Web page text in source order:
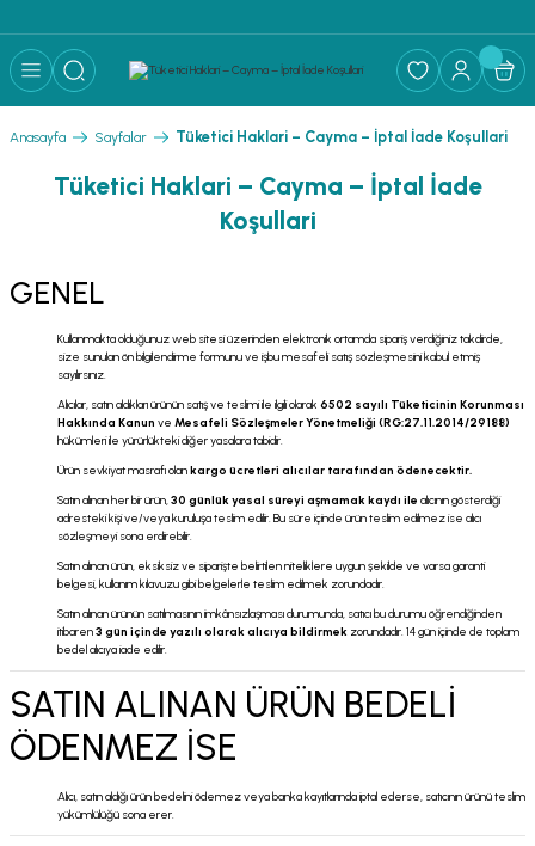
Anasayfa Sayfalar Tüketici Haklari – Cayma – İptal İade Koşullari
Tüketici Haklari – Cayma – İptal İade
Koşullari
GENEL
Kullanmakta olduğunuz web sitesi üzerinden elektronik ortamda sipariş verdiğiniz takdirde,
size sunulan ön bilgilendirme formunu ve işbu mesafeli satış sözleşmesini kabul etmiş
sayılırsınız.
Alıcılar, satın aldıkları ürünün satış ve teslimi ile ilgili olarak 6502 sayılı Tüketicinin Korunması
Hakkında Kanun ve Mesafeli Sözleşmeler Yönetmeliği (RG:27.11.2014/29188)
hükümleri ile yürürlükteki diğer yasalara tabidir.
Ürün sevkiyat masrafı olankargo ücretleri alıcılar tarafından ödenecektir.
Satın alınan her bir ürün,30 günlük yasal süreyi aşmamak kaydı ile alıcının gösterdiği
adresteki kişi ve/veya kuruluşa teslim edilir. Bu süre içinde ürün teslim edilmez ise alıcı
sözleşmeyi sona erdirebilir.
Satın alınan ürün, eksiksiz ve siparişte belirtilen niteliklere uygun şekilde ve varsa garanti
belgesi, kullanım kılavuzu gibi belgelerle teslim edilmek zorundadır.
Satın alınan ürünün satılmasının imkânsızlaşması durumunda, satıcı bu durumu öğrendiğinden
itibaren3 gün içinde yazılı olarak alıcıya bildirmek zorundadır. 14 gün içinde de toplam
bedel alıcıya iade edilir.
SATIN ALINAN ÜRÜN BEDELİ
ÖDENMEZ İSE
Alıcı, satın aldığı ürün bedelini ödemez veya banka kayıtlarında iptal ederse, satıcının ürünü teslim
yükümlülüğü sona erer.